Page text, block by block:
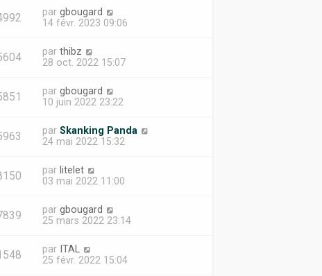
par gbougard
14 févr. 2023 09:06
par thibz
28 oct. 2022 15:07
par gbougard
10 juin 2022 23:22
par Skanking Panda
24 mai 2022 15:32
par litelet
03 mai 2022 11:00
par gbougard
25 mars 2022 23:14
par ITAL
25 févr. 2022 15:04